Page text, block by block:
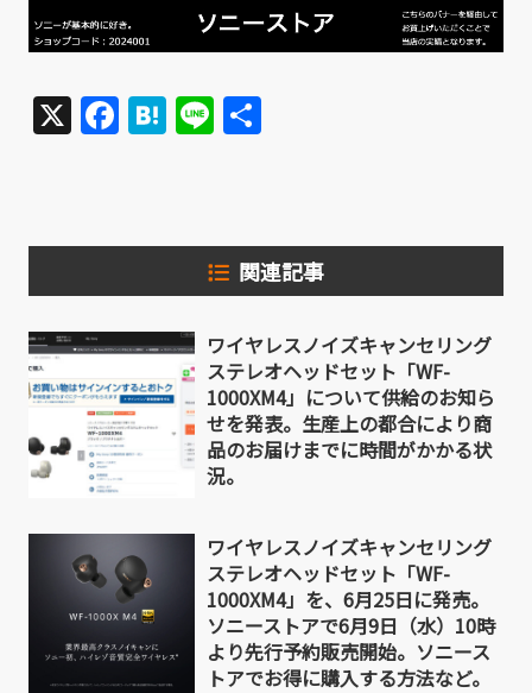
X Facebook
Hatena
Line
関連記事
ワイヤレスノイズキャンセリング
ステレオヘッドセット「WF-
1000XM4」について供給のお知ら
せを発表。生産上の都合により商
品のお届けまでに時間がかかる状
況。
ワイヤレスノイズキャンセリング
ステレオヘッドセット「WF-
1000XM4」を、6月25日に発売。
ソニーストアで6月9日（水）10時
より先行予約販売開始。ソニース
トアでお得に購入する方法など。